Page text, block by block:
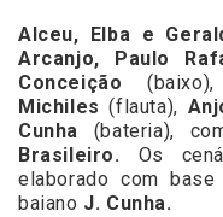
Alceu, Elba e
Arcanjo, Paulo
Conceição
Michiles (flauta),
Cunha (bateria),
Brasileiro. Os
elaborado com
baiano J. Cunha.